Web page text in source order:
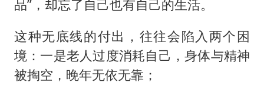
品”，却忘了自己也有自己的生活。
这种无底线的付出，往往会陷入两个困
境：一是老人过度消耗自己，身体与精神
被掏空，晚年无依无靠；